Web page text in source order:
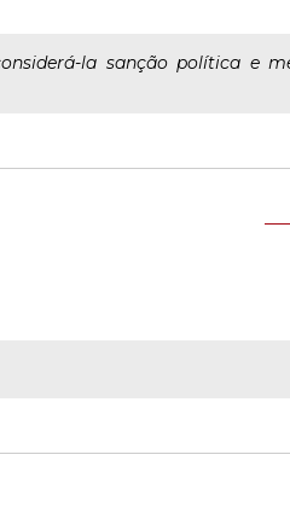
la sanção política e